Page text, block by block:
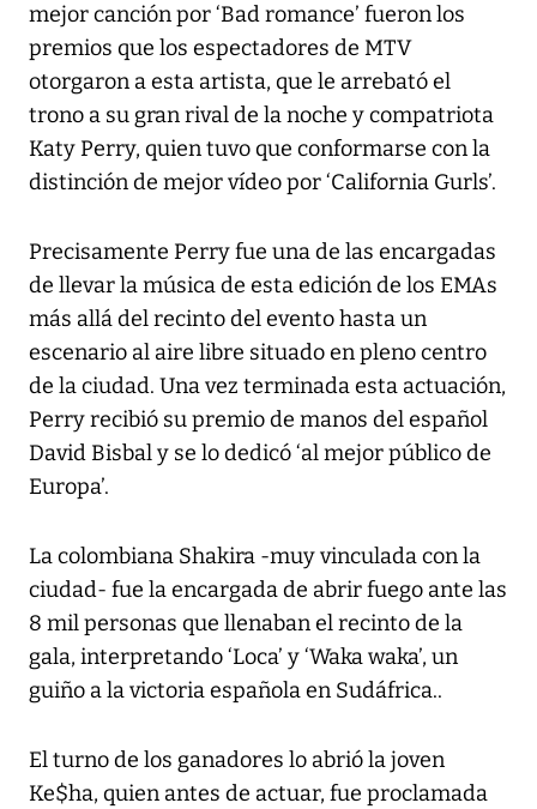
mejor canción por ‘Bad romance’ fueron los
premios que los espectadores de MTV
otorgaron a esta artista, que le arrebató el
trono a su gran rival de la noche y compatriota
Katy Perry, quien tuvo que conformarse con la
distinción de mejor vídeo por ‘California Gurls’.
Precisamente Perry fue una de las encargadas
de llevar la música de esta edición de los EMAs
más allá del recinto del evento hasta un
escenario al aire libre situado en pleno centro
de la ciudad. Una vez terminada esta actuación,
Perry recibió su premio de manos del español
David Bisbal y se lo dedicó ‘al mejor público de
Europa’.
La colombiana Shakira -muy vinculada con la
ciudad- fue la encargada de abrir fuego ante las
8 mil personas que llenaban el recinto de la
gala, interpretando ‘Loca’ y ‘Waka waka’, un
guiño a la victoria española en Sudáfrica..
El turno de los ganadores lo abrió la joven
Ke$ha, quien antes de actuar, fue proclamada